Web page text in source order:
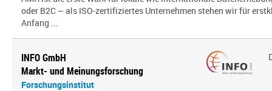
oder B2C – als ISO-zertifiziertes Unternehmen stehen wir für
Anfang ...
INFO GmbH
Markt- und Meinungsforschung
Forschungsinstitut